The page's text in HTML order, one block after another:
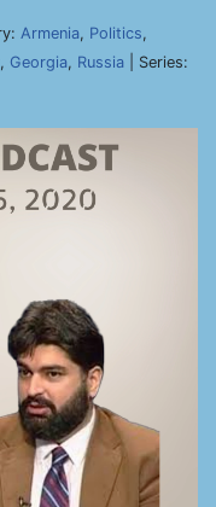
Armenia, Politics,
, Georgia, Russia | Series: